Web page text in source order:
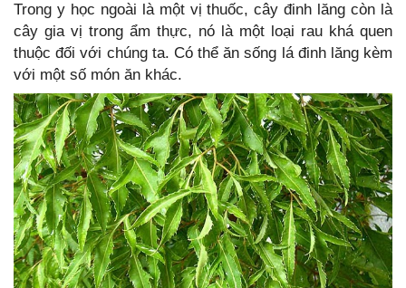
Trong y học ngoài là một vị thuốc, cây đinh lăng còn là
cây gia vị trong ẩm thực, nó là một loại rau khá quen
thuộc đối với chúng ta. Có thể ăn sống lá đinh lăng kèm
với một số món ăn khác.